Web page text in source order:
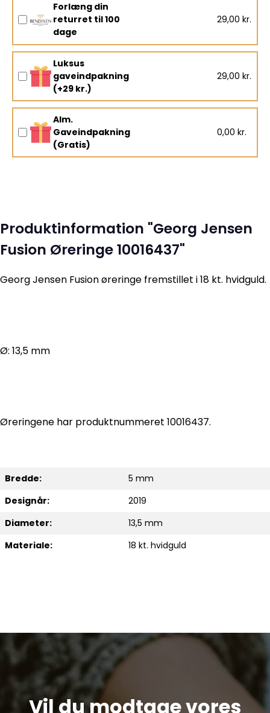
Forlæng din
returret til 100
dage
29,00 kr.
Luksus
gaveindpakning
(+29 kr.)
29,00 kr.
Alm.
Gaveindpakning
(Gratis)
0,00 kr.
Produktinformation "Georg Jensen
Fusion Øreringe 10016437"
Georg Jensen Fusion øreringe fremstillet i 18 kt. hvidguld.
Ø: 13,5 mm
Øreringene har produktnummeret 10016437.
Bredde:
5 mm
Designår:
2019
Diameter:
13,5 mm
Materiale:
18 kt. hvidguld
Vil du modtage vores